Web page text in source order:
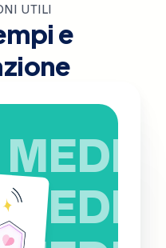
UTILI
e